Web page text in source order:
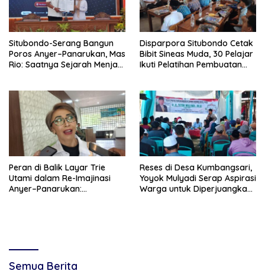
Situbondo-Serang Bangun
Poros Anyer–Panarukan, Mas
Rio: Saatnya Sejarah Menjadi
Disparpora Situbondo Cetak
Bibit Sineas Muda, 30 Pelajar
Ikuti Pelatihan Pembuatan
Peran di Balik Layar Trie
Utami dalam Re-Imajinasi
Anyer–Panarukan:
Reses di Desa Kumbangsari,
Yoyok Mulyadi Serap Aspirasi
Warga untuk Diperjuangkan
Semua Berita